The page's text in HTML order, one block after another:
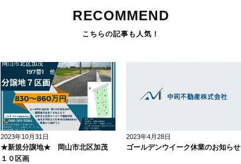
RECOMMEND
2023年10月31日
★新規分譲地★ 岡山市北区加茂
１０区画
2023年4月28日
ゴールデンウイーク休業のお知らせ